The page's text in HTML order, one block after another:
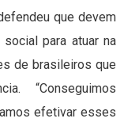
que devem
para atuar na
de brasileiros que
“Conseguimos
efetivar esses